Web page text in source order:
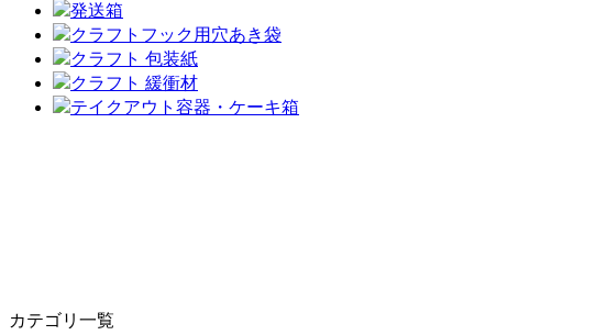
発送箱
クラフトフック用穴あき袋
クラフト 包装紙
クラフト 緩衝材
テイクアウト容器・ケーキ箱
カテゴリ一覧